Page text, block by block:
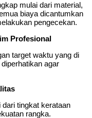
mulai dari material,
biaya dicantumkan
pengecekan.
Profesional
target waktu yang di
agar
tingkat kerataan
rangka.